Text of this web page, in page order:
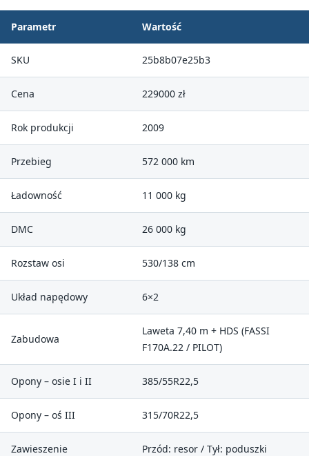
Parametr Wartość
SKU 25b8b07e25b3
Cena 229000 zł
Rok produkcji 2009
Przebieg 572 000 km
Ładowność 11 000 kg
DMC 26 000 kg
Rozstaw osi 530/138 cm
Układ napędowy 6×2
Zabudowa
Laweta 7,40 m + HDS (FASSI
F170A.22 / PILOT)
Opony – osie I i II 385/55R22,5
Opony – oś III 315/70R22,5
Zawieszenie Przód: resor / Tył: poduszki